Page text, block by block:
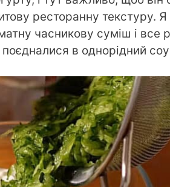
ресторанну текстуру.
часникову суміш і все
в однорідний